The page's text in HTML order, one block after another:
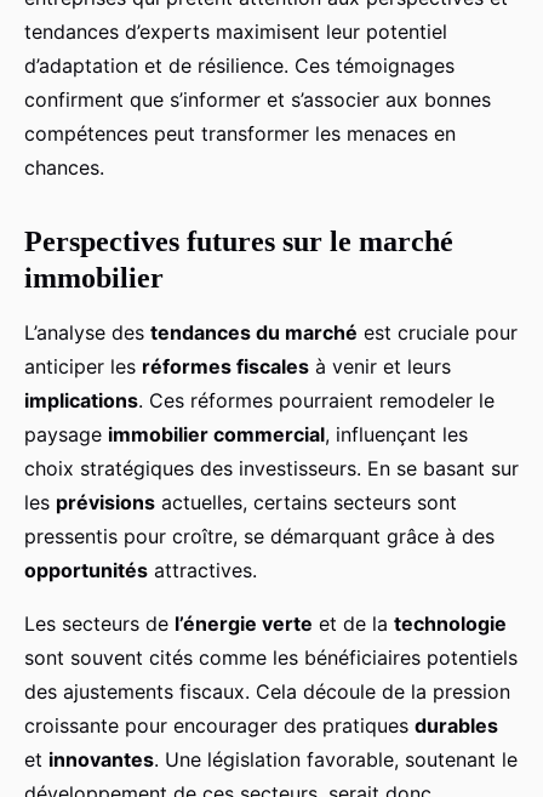
tendances d’experts maximisent leur potentiel
d’adaptation et de résilience. Ces témoignages
confirment que s’informer et s’associer aux bonnes
compétences peut transformer les menaces en
chances.
Perspectives futures sur le marché
immobilier
L’analyse des tendances du marché est cruciale pour
anticiper les réformes fiscales à venir et leurs
implications. Ces réformes pourraient remodeler le
paysage immobilier commercial, influençant les
choix stratégiques des investisseurs. En se basant sur
les prévisions actuelles, certains secteurs sont
pressentis pour croître, se démarquant grâce à des
opportunités attractives.
Les secteurs de l’énergie verte et de la technologie
sont souvent cités comme les bénéficiaires potentiels
des ajustements fiscaux. Cela découle de la pression
croissante pour encourager des pratiques durables
et innovantes. Une législation favorable, soutenant le